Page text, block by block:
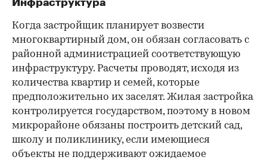
Инфраструктура
Когда застройщик планирует возвести
многоквартирный дом, он обязан согласовать с
районной администрацией соответствующую
инфраструктуру. Расчеты проводят, исходя из
количества квартир и семей, которые
предположительно их заселят. Жилая застройка
контролируется государством, поэтому в новом
микрорайоне обязаны построить детский сад,
школу и поликлинику, если имеющиеся
объекты не поддерживают ожидаемое